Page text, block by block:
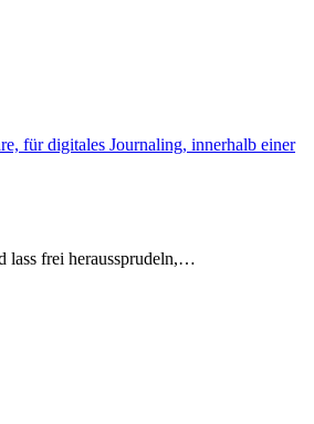
lass frei heraussprudeln,…